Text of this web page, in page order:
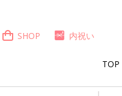
TOP
SHOP 内祝い